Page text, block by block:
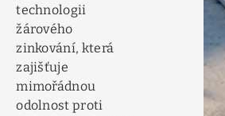
technologii
žárového
zinkování, která
zajišťuje
mimořádnou
odolnost proti